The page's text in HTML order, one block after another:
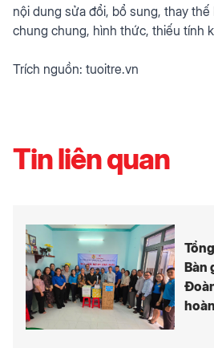
nội dung sửa đổi, bổ sung, thay thế
chung chung, hình thức, thiếu tính
Trích nguồn: tuoitre.vn
Tin liên quan
Bàn